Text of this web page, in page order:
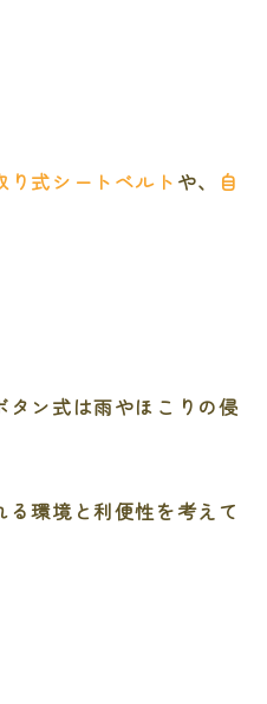
り式シートベルト や、
自
タン式は雨やほこりの侵
環境と利便性を考えて